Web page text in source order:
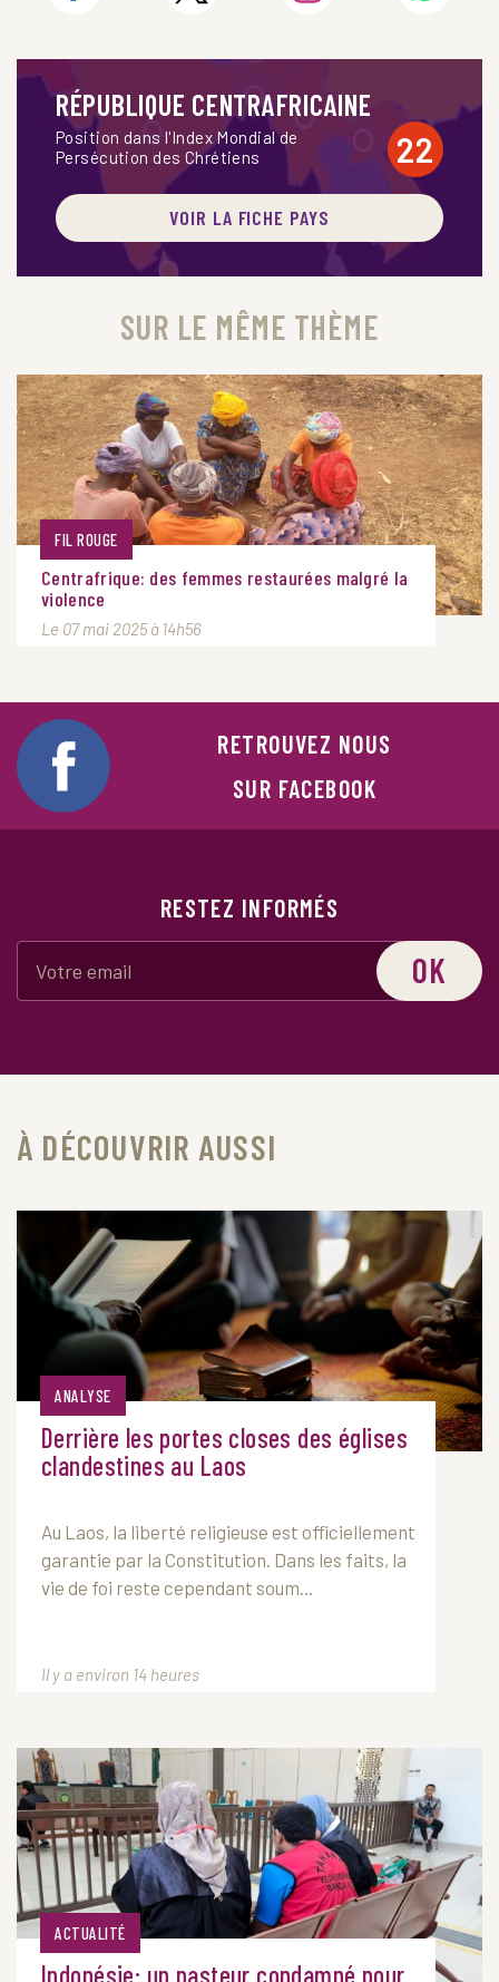
RÉPUBLIQUE CENTRAFRICAINE
Position dans l'Index Mondial de
Persécution des Chrétiens
22
VOIR LA FICHE PAYS
SUR LE MÊME THÈME
FIL ROUGE
Centrafrique: des femmes restaurées malgré la
violence
Le 07 mai 2025 à 14h56
RETROUVEZ NOUS
SUR FACEBOOK
RESTEZ INFORMÉS
OK
À DÉCOUVRIR AUSSI
ANALYSE
Derrière les portes closes des églises
clandestines au Laos
Au Laos, la liberté religieuse est officiellement
garantie par la Constitution. Dans les faits, la
vie de foi reste cependant soum...
Il y a environ 14 heures
ACTUALITÉ
Indonésie: un pasteur condamné pour